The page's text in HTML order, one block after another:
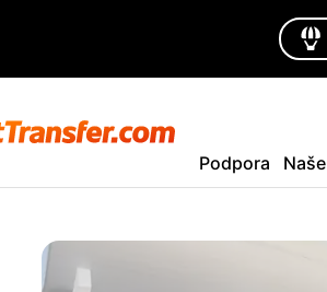
Podpora